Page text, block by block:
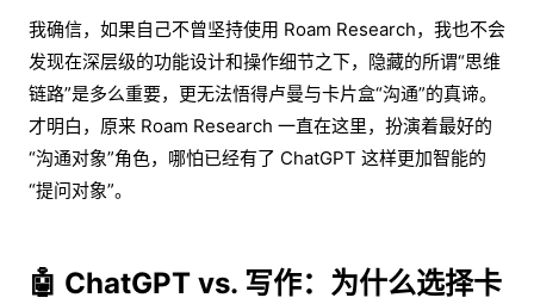
我确信，如果自己不曾坚持使用 Roam Research，我也不会
发现在深层级的功能设计和操作细节之下，隐藏的所谓“思维
链路”是多么重要，更无法悟得卢曼与卡片盒“沟通”的真谛。
才明白，原来 Roam Research 一直在这里，扮演着最好的
“沟通对象”角色，哪怕已经有了 ChatGPT 这样更加智能的
“提问对象”。
🤖 ChatGPT vs. 写作：为什么选择卡